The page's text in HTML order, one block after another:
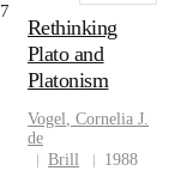
7
Rethinking
Plato and
Platonism
Vogel, Cornelia J.
de
Brill
1988